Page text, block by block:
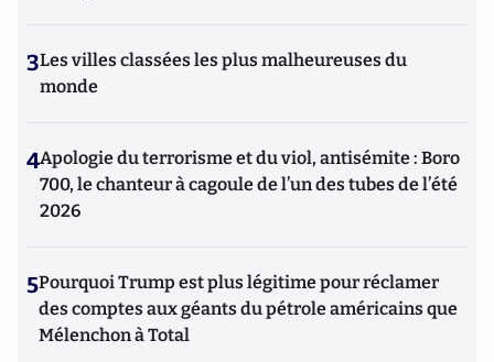
3Les villes classées les plus malheureuses du
monde
4Apologie du terrorisme et du viol, antisémite : Boro
700, le chanteur à cagoule de l’un des tubes de l’été
2026
5Pourquoi Trump est plus légitime pour réclamer
des comptes aux géants du pétrole américains que
Mélenchon à Total